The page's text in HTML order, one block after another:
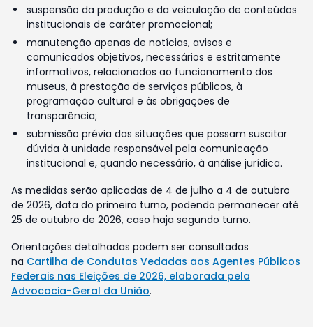
suspensão da produção e da veiculação de conteúdos
institucionais de caráter promocional;
manutenção apenas de notícias, avisos e
comunicados objetivos, necessários e estritamente
informativos, relacionados ao funcionamento dos
museus, à prestação de serviços públicos, à
programação cultural e às obrigações de
transparência;
submissão prévia das situações que possam suscitar
dúvida à unidade responsável pela comunicação
institucional e, quando necessário, à análise jurídica.
As medidas serão aplicadas de 4 de julho a 4 de outubro
de 2026, data do primeiro turno, podendo permanecer até
25 de outubro de 2026, caso haja segundo turno.
Orientações detalhadas podem ser consultadas
na Cartilha de Condutas Vedadas aos Agentes Públicos
Federais nas Eleições de 2026, elaborada pela
Advocacia-Geral da União.